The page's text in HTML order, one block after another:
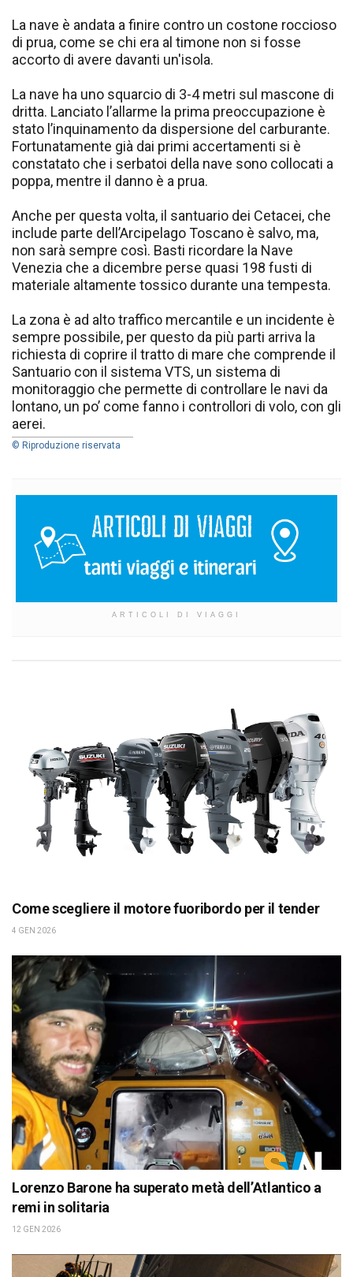
La nave è andata a finire contro un costone roccioso
di prua, come se chi era al timone non si fosse
accorto di avere davanti un'isola.
La nave ha uno squarcio di 3-4 metri sul mascone di
dritta. Lanciato l’allarme la prima preoccupazione è
stato l’inquinamento da dispersione del carburante.
Fortunatamente già dai primi accertamenti si è
constatato che i serbatoi della nave sono collocati a
poppa, mentre il danno è a prua.
Anche per questa volta, il santuario dei Cetacei, che
include parte dell’Arcipelago Toscano è salvo, ma,
non sarà sempre così. Basti ricordare la Nave
Venezia che a dicembre perse quasi 198 fusti di
materiale altamente tossico durante una tempesta.
La zona è ad alto traffico mercantile e un incidente è
sempre possibile, per questo da più parti arriva la
richiesta di coprire il tratto di mare che comprende il
Santuario con il sistema VTS, un sistema di
monitoraggio che permette di controllare le navi da
lontano, un po’ come fanno i controllori di volo, con gli
aerei.
© Riproduzione riservata
ARTICOLI DI VIAGGI
Come scegliere il motore fuoribordo per il tender
4 GEN 2026
Lorenzo Barone ha superato metà dell’Atlantico a
remi in solitaria
12 GEN 2026